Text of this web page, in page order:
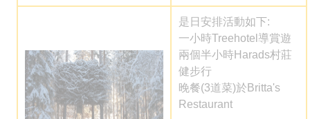
是日安排活動如下:
一小時Treehotel導賞遊
兩個半小時 Harads村莊
健步行
晚餐(3道菜)於 Britta's
Restaurant